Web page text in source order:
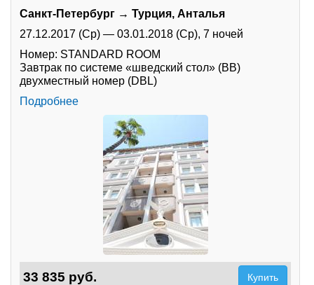
Санкт-Петербург → Турция, Анталья
27.12.2017 (Ср) — 03.01.2018 (Ср), 7 ночей
Номер: STANDARD ROOM
Завтрак по системе «шведский стол» (BB)
двухместный номер (DBL)
Подробнее
33 835 руб. Купить